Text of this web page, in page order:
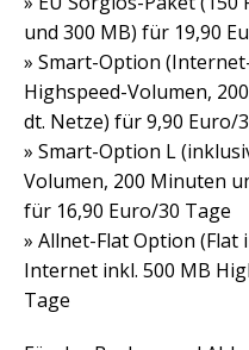
und 300 MB) für 19,90
» Smart-Option
Highspeed-Volumen,
dt. Netze) für 9,90 Euro/
» Smart-Option L
Volumen, 200 Minuten
für 16,90 Euro/30 Tage
» Allnet-Flat Option (Flat
Internet inkl. 500 MB
Tage